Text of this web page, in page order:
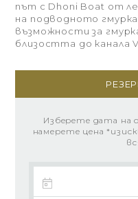
път с Dhoni Boat от
на подводното
възможности за
близостта до канала
Изберете дата
намерете цена